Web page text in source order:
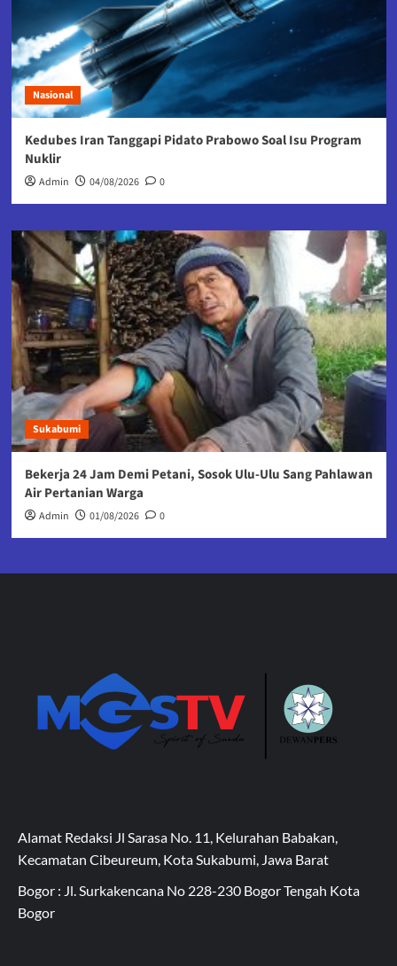
Nasional
Kedubes Iran Tanggapi Pidato Prabowo Soal Isu Program
Nuklir
Admin 04/08/2026 0
Sukabumi
Bekerja 24 Jam Demi Petani, Sosok Ulu-Ulu Sang Pahlawan
Air Pertanian Warga
Admin 01/08/2026 0
Alamat Redaksi Jl Sarasa No. 11, Kelurahan Babakan,
Kecamatan Cibeureum, Kota Sukabumi, Jawa Barat
Bogor : Jl. Surkakencana No 228-230 Bogor Tengah Kota
Bogor